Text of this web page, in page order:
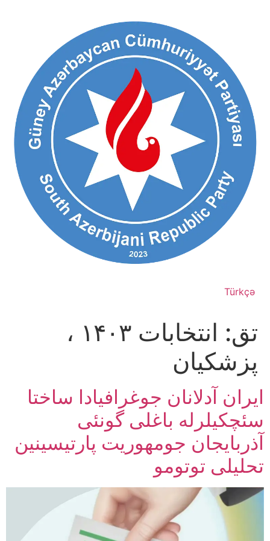
Türkçə
تق:
انتخابات ۱۴۰۳ ،
پزشکیان
ایران آدلانان جوغرافیادا ساختا
سئچکیلرله باغلی گونئی
آذربایجان جومهوریت پارتیسینین
تحلیلی توتومو